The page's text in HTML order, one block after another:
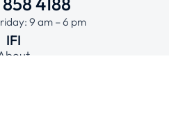
9 am – 6 pm
IFI
About